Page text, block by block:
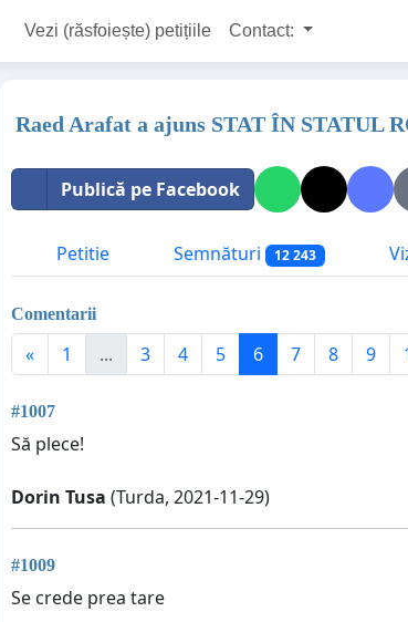
Vezi (răsfoiește) petițiile Contact:
Raed Arafat a ajuns STAT ÎN STATUL
Publică pe Facebook
Petitie Semnături 12 243
Comentarii
« 1 ... 3 4 5 6 7 8 9
#1007
Să plece!
Dorin Tusa (Turda, 2021-11-29)
#1009
Se crede prea tare